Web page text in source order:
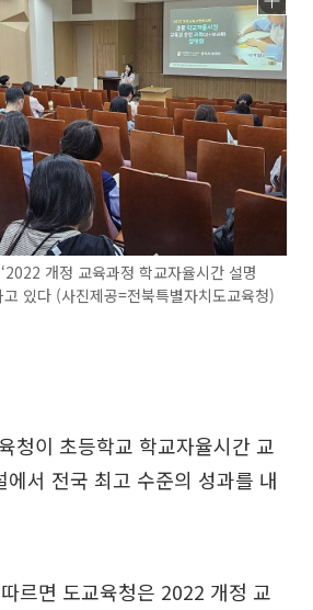
개정 교육과정 학교자율시간 설명
있다 (사진제공=전북특별자치도교육청)
청이 초등학교 학교자율시간 교
에서 전국 최고 수준의 성과를 내
르면 도교육청은 2022 개정 교